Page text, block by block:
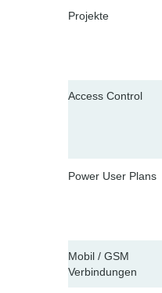
Projekte
Access Control
Power User Plans
Mobil / GSM
Verbindungen